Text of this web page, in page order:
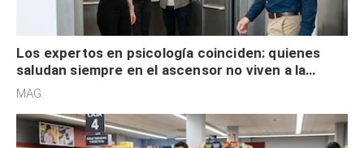
Los expertos en psicología coinciden: quienes
saludan siempre en el ascensor no viven a la
defensiva y tienen apertura social
MAG.